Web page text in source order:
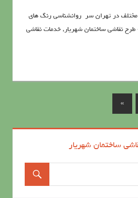
در تهران سر روانشناسي رنگ هاي
نقاشی ساختمان شهریار, خدمات نقاشی
»
ساختمان شهریار